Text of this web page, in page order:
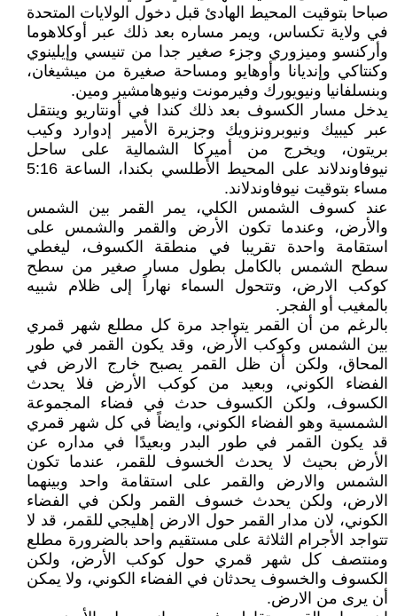
صباحا بتوقيت المحيط الهادئ قبل دخول الولايات المتحدة
في ولاية تكساس، ويمر مساره بعد ذلك عبر أوكلاهوما
وأركنسو وميزوري وجزء صغير جدا من تنيسي وإيلينوي
وكنتاكي وإنديانا وأوهايو ومساحة صغيرة من ميشيغان،
وبنسلفانيا ونيويورك وفيرمونت ونيوهامشير ومين.
يدخل مسار الكسوف بعد ذلك كندا في أونتاريو وينتقل
عبر كيبيك ونيوبرونزويك وجزيرة الأمير إدوارد وكيب
بريتون، ويخرج من أميركا الشمالية على ساحل
نيوفاوندلاند على المحيط الأطلسي بكندا، الساعة 5:16
مساء بتوقيت نيوفاوندلاند.
عند كسوف الشمس الكلي، يمر القمر بين الشمس
والأرض، وعندما تكون الأرض والقمر والشمس على
استقامة واحدة تقريبا في منطقة الكسوف، ليغطي
سطح الشمس بالكامل بطول مسار صغير من سطح
كوكب الارض، وتتحول السماء نهاراً إلى ظلام شبيه
بالمغيب أو الفجر.
بالرغم من أن القمر يتواجد مرة كل مطلع شهر قمري
بين الشمس وكوكب الأرض، وقد يكون القمر في طور
المحاق، ولكن أن ظل القمر يصبح خارج الارض في
الفضاء الكوني، وبعيد من كوكب الأرض فلا يحدث
الكسوف، ولكن الكسوف حدث في فضاء المجموعة
الشمسية وهو الفضاء الكوني، وايضاً في كل شهر قمري
قد يكون القمر في طور البدر وبعيدًا في مداره عن
الأرض بحيث لا يحدث الخسوف للقمر، عندما تكون
الشمس والارض والقمر على استقامة واحد وبينهما
الارض، ولكن يحدث خسوف القمر ولكن في الفضاء
الكوني، لان مدار القمر حول الارض إهليجي للقمر، قد لا
تتواجد الأجرام الثلاثة على مستقيم واحد بالضرورة مطلع
ومنتصف كل شهر قمري حول كوكب الأرض، ولكن
الكسوف والخسوف يحدثان في الفضاء الكوني، ولا يمكن
أن يرى من الارض.